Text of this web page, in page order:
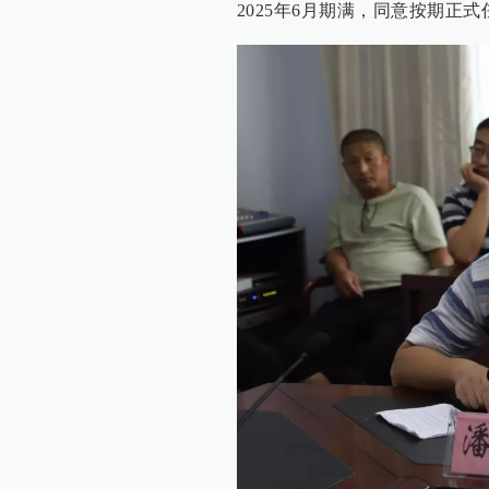
2025年6月期满，同意按期正式